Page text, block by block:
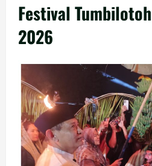
Festival
2026